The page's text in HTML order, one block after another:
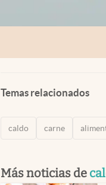
Temas relacionados
caldo carne
Más noticias de